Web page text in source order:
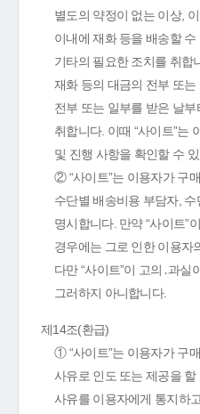
별도의 약정이 없는 이상,
이내에 재화 등을 배송할
기타의 필요한 조치를 취합
재화 등의 대금의 전부 또
전부 또는 일부를 받은 날
취합니다. 이때 “사이트”는
및 진행 사항을 확인할 수
② “사이트”는 이용자가 구
수단별 배송비용 부담자,
명시합니다. 만약 “사이트”
경우에는 그로 인한 이용자
다만 “사이트”이 고의․과
그러하지 아니합니다.
제14조(환급)
① “사이트”는 이용자가 구
사유로 인도 또는 제공을
사유를 이용자에게 통지하